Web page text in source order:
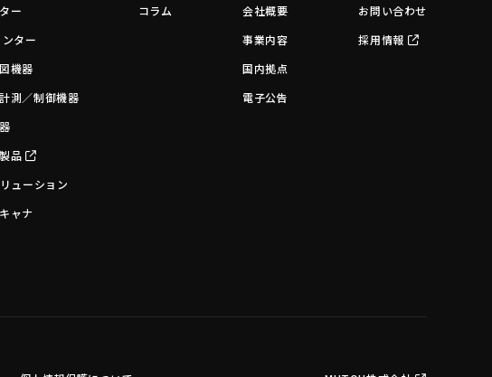
ー
ター
機器
測／制御機器
品
ューション
ャナ
コラム
会社概要
事業内容
国内拠点
電子公告
お問い合わせ
採用情報